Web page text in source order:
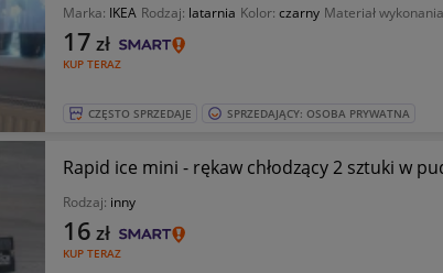
Marka: IKEA Rodzaj: latarnia Kolor: czarny Materiał
KUP TERAZ
17 zł
CZĘSTO SPRZEDAJE SPRZEDAJĄCY: OSOBA PRYWATNA
Rapid ice mini - rękaw chłodzący 2 sztuki w
Rodzaj: inny
KUP TERAZ
16 zł